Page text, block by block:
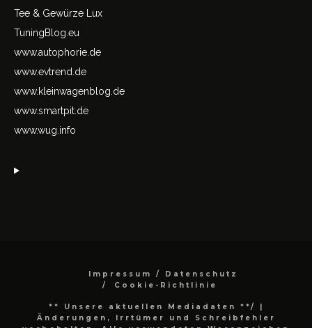
Tee & Gewürze Lux
TuningBlog.eu
www.autophorie.de
www.evtrend.de
www.kleinwagenblog.de
www.smartpit.de
www.wug.info
Impressum / Datenschutz
Cookie-Richtlinie
** Unsere aktuellen Mediadaten **/
|
Änderungen, Irrtümer und Schreibfehler